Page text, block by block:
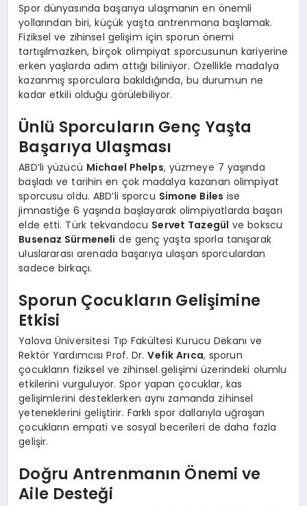
Spor dünyasında başarıya ulaşmanın en önemli
yollarından biri, küçük yaşta antrenmana başlamak.
Fiziksel ve zihinsel gelişim için sporun önemi
tartışılmazken, birçok olimpiyat sporcusunun kariyerine
erken yaşlarda adım attığı biliniyor. Özellikle madalya
kazanmış sporculara bakıldığında, bu durumun ne
kadar etkili olduğu görülebiliyor.
Ünlü Sporcuların Genç Yaşta
Başarıya Ulaşması
ABD’li yüzücü Michael Phelps, yüzmeye 7 yaşında
başladı ve tarihin en çok madalya kazanan olimpiyat
sporcusu oldu. ABD’li sporcu Simone Biles ise
jimnastiğe 6 yaşında başlayarak olimpiyatlarda başarı
elde etti. Türk tekvandocu Servet Tazegül ve bokscu
Busenaz Sürmeneli de genç yaşta sporla tanışarak
uluslararası arenada başarıya ulaşan sporculardan
sadece birkaçı.
Sporun Çocukların Gelişimine
Etkisi
Yalova Üniversitesi Tıp Fakültesi Kurucu Dekanı ve
Rektör Yardımcısı Prof. Dr.Vefik Arıca, sporun
çocukların fiziksel ve zihinsel gelişimi üzerindeki olumlu
etkilerini vurguluyor. Spor yapan çocuklar, kas
gelişimlerini desteklerken aynı zamanda zihinsel
yeteneklerini geliştirir. Farklı spor dallarıyla uğraşan
çocukların empati ve sosyal becerileri de daha fazla
gelişir.
Doğru Antrenmanın Önemi ve
Aile Desteği